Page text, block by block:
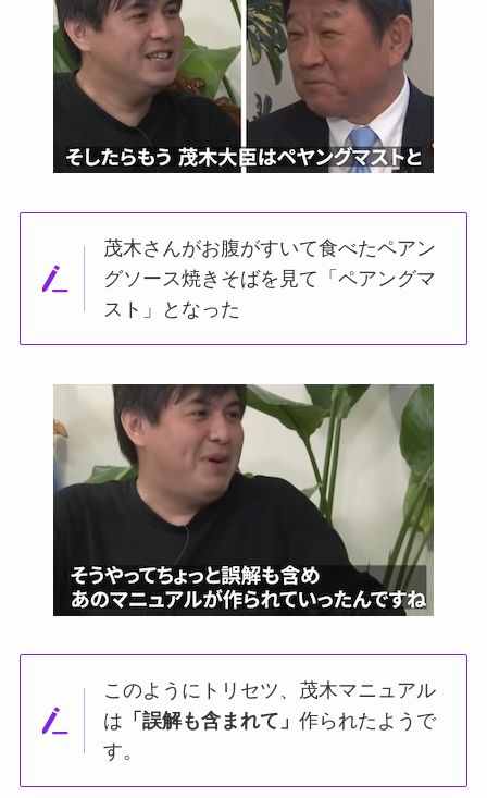
茂木さんがお腹がすいて食べたペアン
グソース焼きそばを見て「ペアングマ
スト」となった
このようにトリセツ、茂木マニュアル
は 「誤解も含まれて」作られたようで
す。